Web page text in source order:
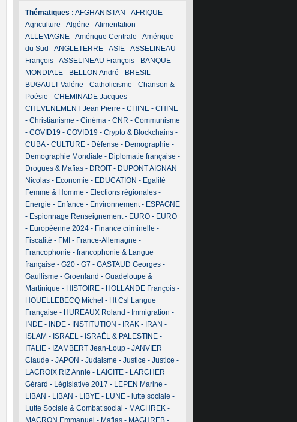
Thématiques : AFGHANISTAN -AFRIQUE-
Agriculture -Algérie -Alimentation -
ALLEMAGNE-Amérique Centrale -Amérique
du Sud -ANGLETERRE-ASIE-ASSELINEAU
François-ASSELINEAU François- BANQUE
MONDIALE- BELLON André - BRESIL-
BUGAULT Valérie - Catholicisme - Chanson &
Poésie - CHEMINADE Jacques-
CHEVENEMENT Jean Pierre - CHINE- CHINE
- Christianisme - Cinéma- CNR - Communisme
- COVID19 - COVID19 - Crypto & Blockchains-
CUBA- CULTURE- Défense - Demographie -
Demographie Mondiale - Diplomatie française -
Drogues & Mafias- DROIT- DUPONT AIGNAN
Nicolas- Economie - EDUCATION - Egalité
Femme & Homme - Elections régionales-
Energie - Enfance - Environnement- ESPAGNE
- Espionnage Renseignement- EURO- EURO
- Européenne 2024- Finance criminelle -
Fiscalité - FMI - France-Allemagne -
Francophonie - francophonie & Langue
française - G20- G7 - GASTAUD Georges-
Gaullisme - Groenland - Guadeloupe &
Martinique - HISTOIRE- HOLLANDE François-
HOUELLEBECQ Michel - Ht Csl Langue
Française - HUREAUX Roland - Immigration -
INDE- INDE- INSTITUTION - IRAK- IRAN -
ISLAM - ISRAEL- ISRAËL & PALESTINE-
ITALIE- IZAMBERT Jean-Loup- JANVIER
Claude - JAPON - Judaisme - Justice - Justice -
LACROIX RIZ Annie - LAICITE- LARCHER
Gérard - Législative 2017 - LEPEN Marine -
LIBAN - LIBAN - LIBYE- LUNE- lutte sociale -
Lutte Sociale & Combat social - MACHREK-
MACRON Emmanuel - Mafias- MAGHREB-